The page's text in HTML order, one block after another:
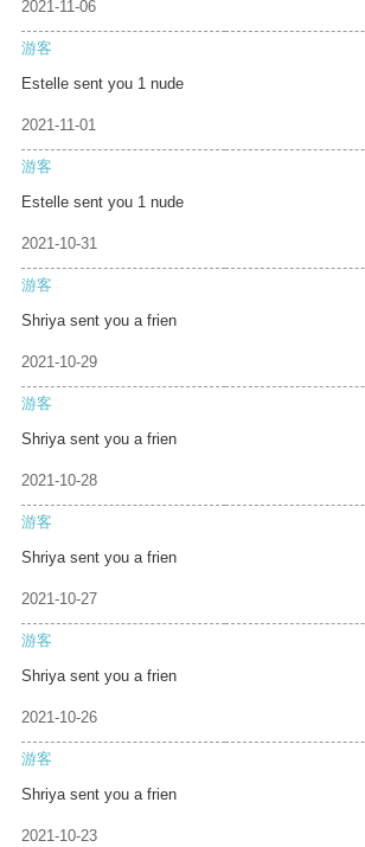
2021-11-06
游客
Estelle sent you 1 nude
2021-11-01
游客
Estelle sent you 1 nude
2021-10-31
游客
Shriya sent you a frien
2021-10-29
游客
Shriya sent you a frien
2021-10-28
游客
Shriya sent you a frien
2021-10-27
游客
Shriya sent you a frien
2021-10-26
游客
Shriya sent you a frien
2021-10-23